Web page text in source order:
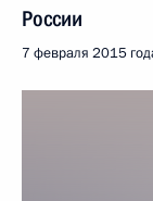
России
7 февраля 2015